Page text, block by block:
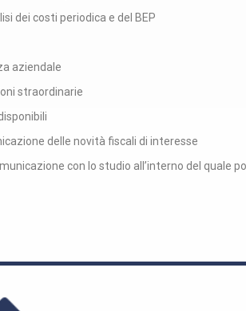
dei costi periodica e del BEP
aziendale
straordinarie
delle novità fiscali di interesse
con lo studio all’interno del quale